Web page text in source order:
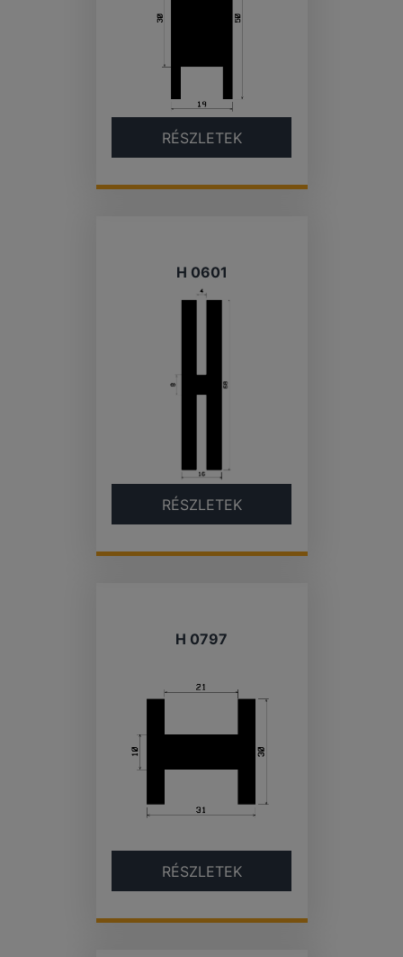
RÉSZLETEK
H 0601
RÉSZLETEK
H 0797
RÉSZLETEK